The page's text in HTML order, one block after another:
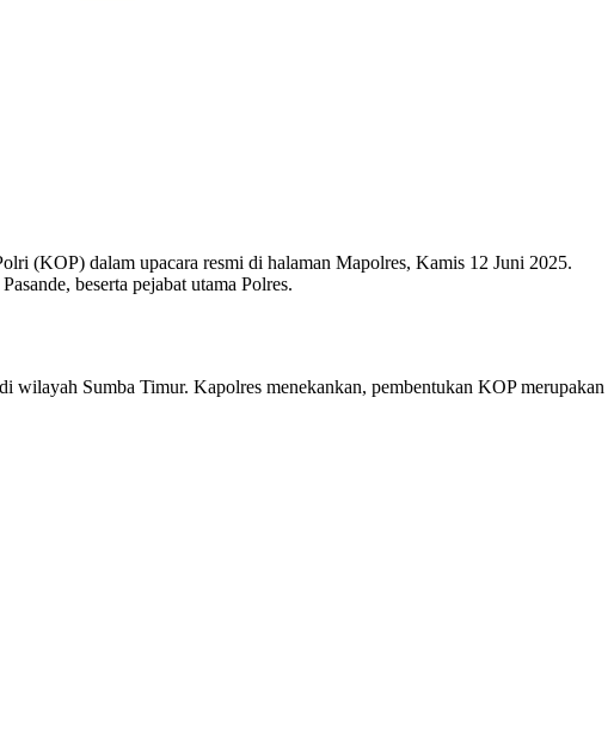
(KOP) dalam upacara resmi di halaman Mapolres, Kamis 12 Juni 2025.
beserta pejabat utama Polres.
wilayah Sumba Timur. Kapolres menekankan, pembentukan KOP merupakan